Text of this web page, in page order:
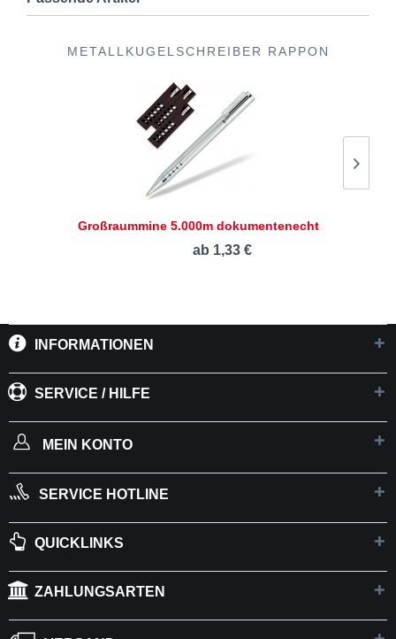
METALLKUGELSCHREIBER RAPPON
Großraummine 5.000m dokumentenecht
ab 1,33 €
INFORMATIONEN
SERVICE / HILFE
MEIN KONTO
SERVICE HOTLINE
QUICKLINKS
ZAHLUNGSARTEN